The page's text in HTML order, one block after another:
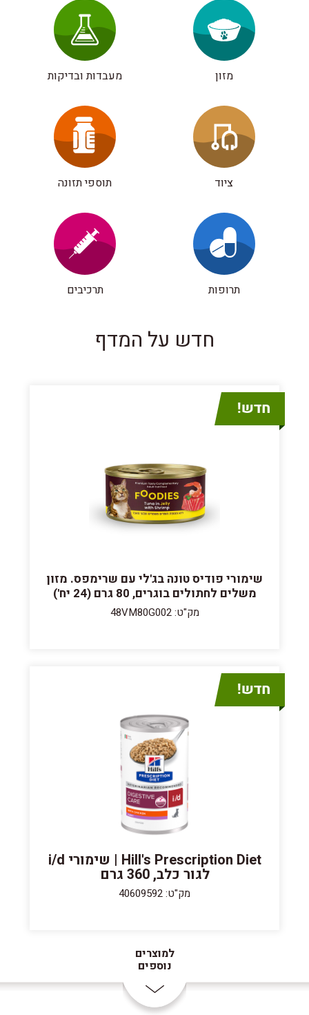
מזון מעבדות ובדיקות
ציוד תוספי תזונה
תרופות תרכיבים
חדש על המדף
שימורי פודיס טונה בג'לי עם שרימפס. מזון
משלים לחתולים בוגרים, 80 גרם (24 יח')
מק"ט: 48VM80G002
Hill's Prescription Diet | שימורי i/d
לגור כלב, 360 גרם
מק"ט: 40609592
למוצרים
נוספים